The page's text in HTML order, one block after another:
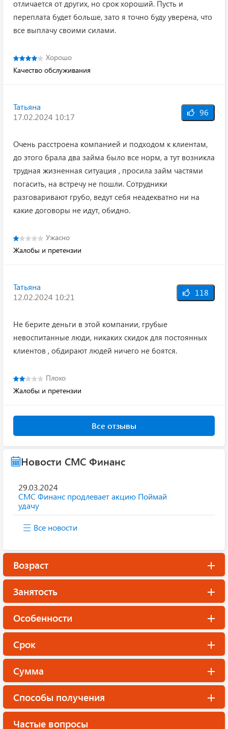
отличается от других, но срок хороший. Пусть и
переплата будет больше, зато я точно буду уверена, что
все выплачу своими силами.
Хорошо
Качество обслуживания
Татьяна
17.02.2024 10:17
96
Очень расстроена компанией и подходом к клиентам,
до этого брала два займа было все норм, а тут возникла
трудная жизненная ситуация , просила займ частями
погасить, на встречу не пошли. Сотрудники
разговаривают грубо, ведут себя неадекватно ни на
какие договоры не идут, обидно.
Ужасно
Жалобы и претензии
Татьяна
12.02.2024 10:21
118
Не берите деньги в этой компании, грубые
невоспитанные люди, никаких скидок для постоянных
клиентов , обдирают людей ничего не боятся.
Плохо
Жалобы и претензии
Все отзывы
Новости СМС Финанс
29.03.2024
СМС Финанс продлевает акцию Поймай
удачу
Все новости
Возраст
Занятость
Особенности
Срок
Сумма
Способы получения
Частые вопросы